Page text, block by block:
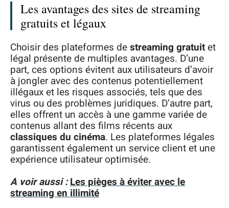
Les avantages des sites de streaming
gratuits et légaux
Choisir des plateformes destreaming gratuitet
légal présente de multiples avantages. D’une
part, ces options évitent aux utilisateurs d’avoir
à jongler avec des contenus potentiellement
illégaux et les risques associés, tels que des
virus ou des problèmes juridiques. D’autre part,
elles offrent un accès à une gamme variée de
contenus allant des films récents aux
classiques du cinéma. Les plateformes légales
garantissent également un service client et une
expérience utilisateur optimisée.
A voir aussi :Les pièges à éviter avec le
streaming en illimité